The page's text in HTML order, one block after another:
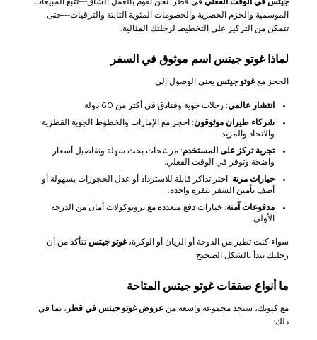
الموسمية والحزم الحصرية والخصومات المئوية الثابتة والترقيات---حتى
تتمكن من التركيز على التخطيط لرحلتك المثالية.
لماذا غوتو جيتس اسم موثوق في السفر
الحجز معغوتو جيتس يعني الوصول إلى:
انتشار عالمي: رحلات جوية وفنادق في أكثر من 60 دولة.
شركاء طيران موثوقون: احجز مع الإمارات والخطوط الجوية القطرية
والاتحاد والمزيد.
تجربة تركز على المستخدم: مرشحات بحث سهلة وتفاصيل أسعار
واضحة وتوفر في الوقت الفعلي.
خيارات مرنة: اختر تذاكر قابلة للاسترداد أو عدل الحجوزات بسهولة أو
أضف تأمين السفر بنقرة واحدة.
مدفوعات آمنة: خيارات دفع متعددة مع بروتوكولات أمان من الدرجة
الأولى.
سواء كنت تطير من الدوحة أو الريان أو الوكرة،غوتو جيتس تتأكد من أن
رحلتك تبدأ بالشكل الصحيح.
ما أنواع صفقات غوتو جيتس المتاحة
مع كيوبك، ستجد مجموعة واسعة من عروض غوتو جيتس في قطر ، بما في
ذلك: